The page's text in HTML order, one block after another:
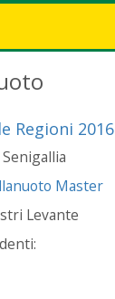
Regioni 2016
Master
Levante